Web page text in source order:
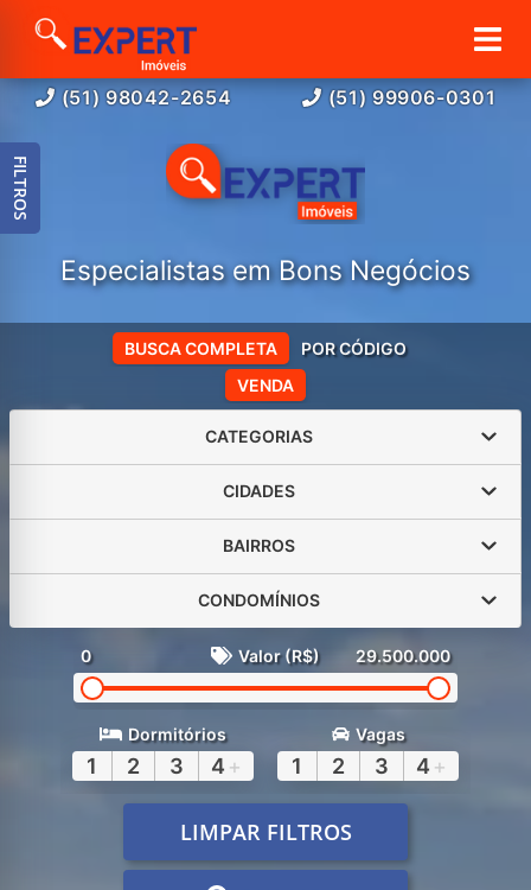
(51) 98042-2654 (51) 99906-0301
Especialistas em Bons Negócios
VENDA
BUSCA COMPLETA POR CÓDIGO
CATEGORIAS
CIDADES
BAIRROS
CONDOMÍNIOS
0 Valor (R$) 29.500.000
Dormitórios
1 2 3 4 +
Vagas
1 2 3 4 +
LIMPAR FILTROS
FILTROS